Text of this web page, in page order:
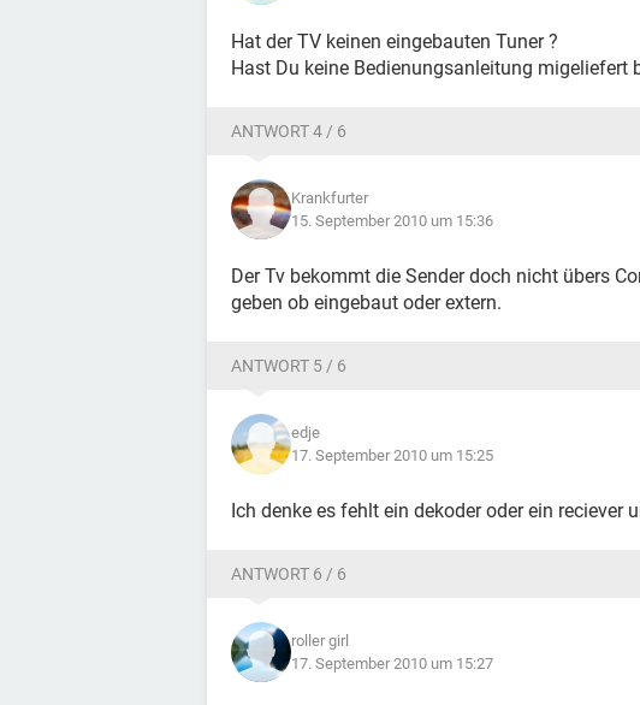
Hat der TV keinen eingebauten Tuner ?
Hast Du keine Bedienungsanleitung migeliefert
ANTWORT 4 / 6
Krankfurter
15. September 2010 um 15:36
Der Tv bekommt die Sender doch nicht übers
geben ob eingebaut oder extern.
ANTWORT 5 / 6
edje
17. September 2010 um 15:25
Ich denke es fehlt ein dekoder oder ein reciever
ANTWORT 6 / 6
roller girl
17. September 2010 um 15:27